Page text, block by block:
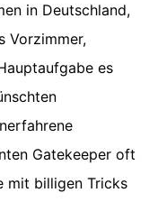
in Deutschland,
Vorzimmer,
es
Gatekeeper oft
mit billigen Tricks